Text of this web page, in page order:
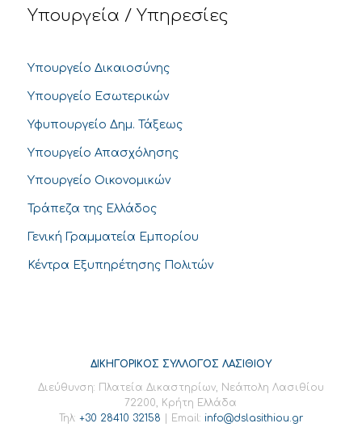
Υπουργεία / Υπηρεσίες
Υπουργείο Δικαιοσύνης
Υπουργείο Εσωτερικών
Υφυπουργείο Δημ. Τάξεως
Υπουργείο Απασχόλησης
Υπουργείο Οικονομικών
Τράπεζα της Ελλάδος
Γενική Γραμματεία Εμπορίου
Κέντρα Εξυπηρέτησης Πολιτών
ΔΙΚΗΓΟΡΙΚΟΣ ΣΥΛΛΟΓΟΣ ΛΑΣΙΘΙΟΥ
Διεύθυνση: Πλατεία Δικαστηρίων, Νεάπολη Λασιθίου
72200, Κρήτη Ελλάδα
Τηλ: +30 28410 32158 | Email: info@dslasithiou.gr